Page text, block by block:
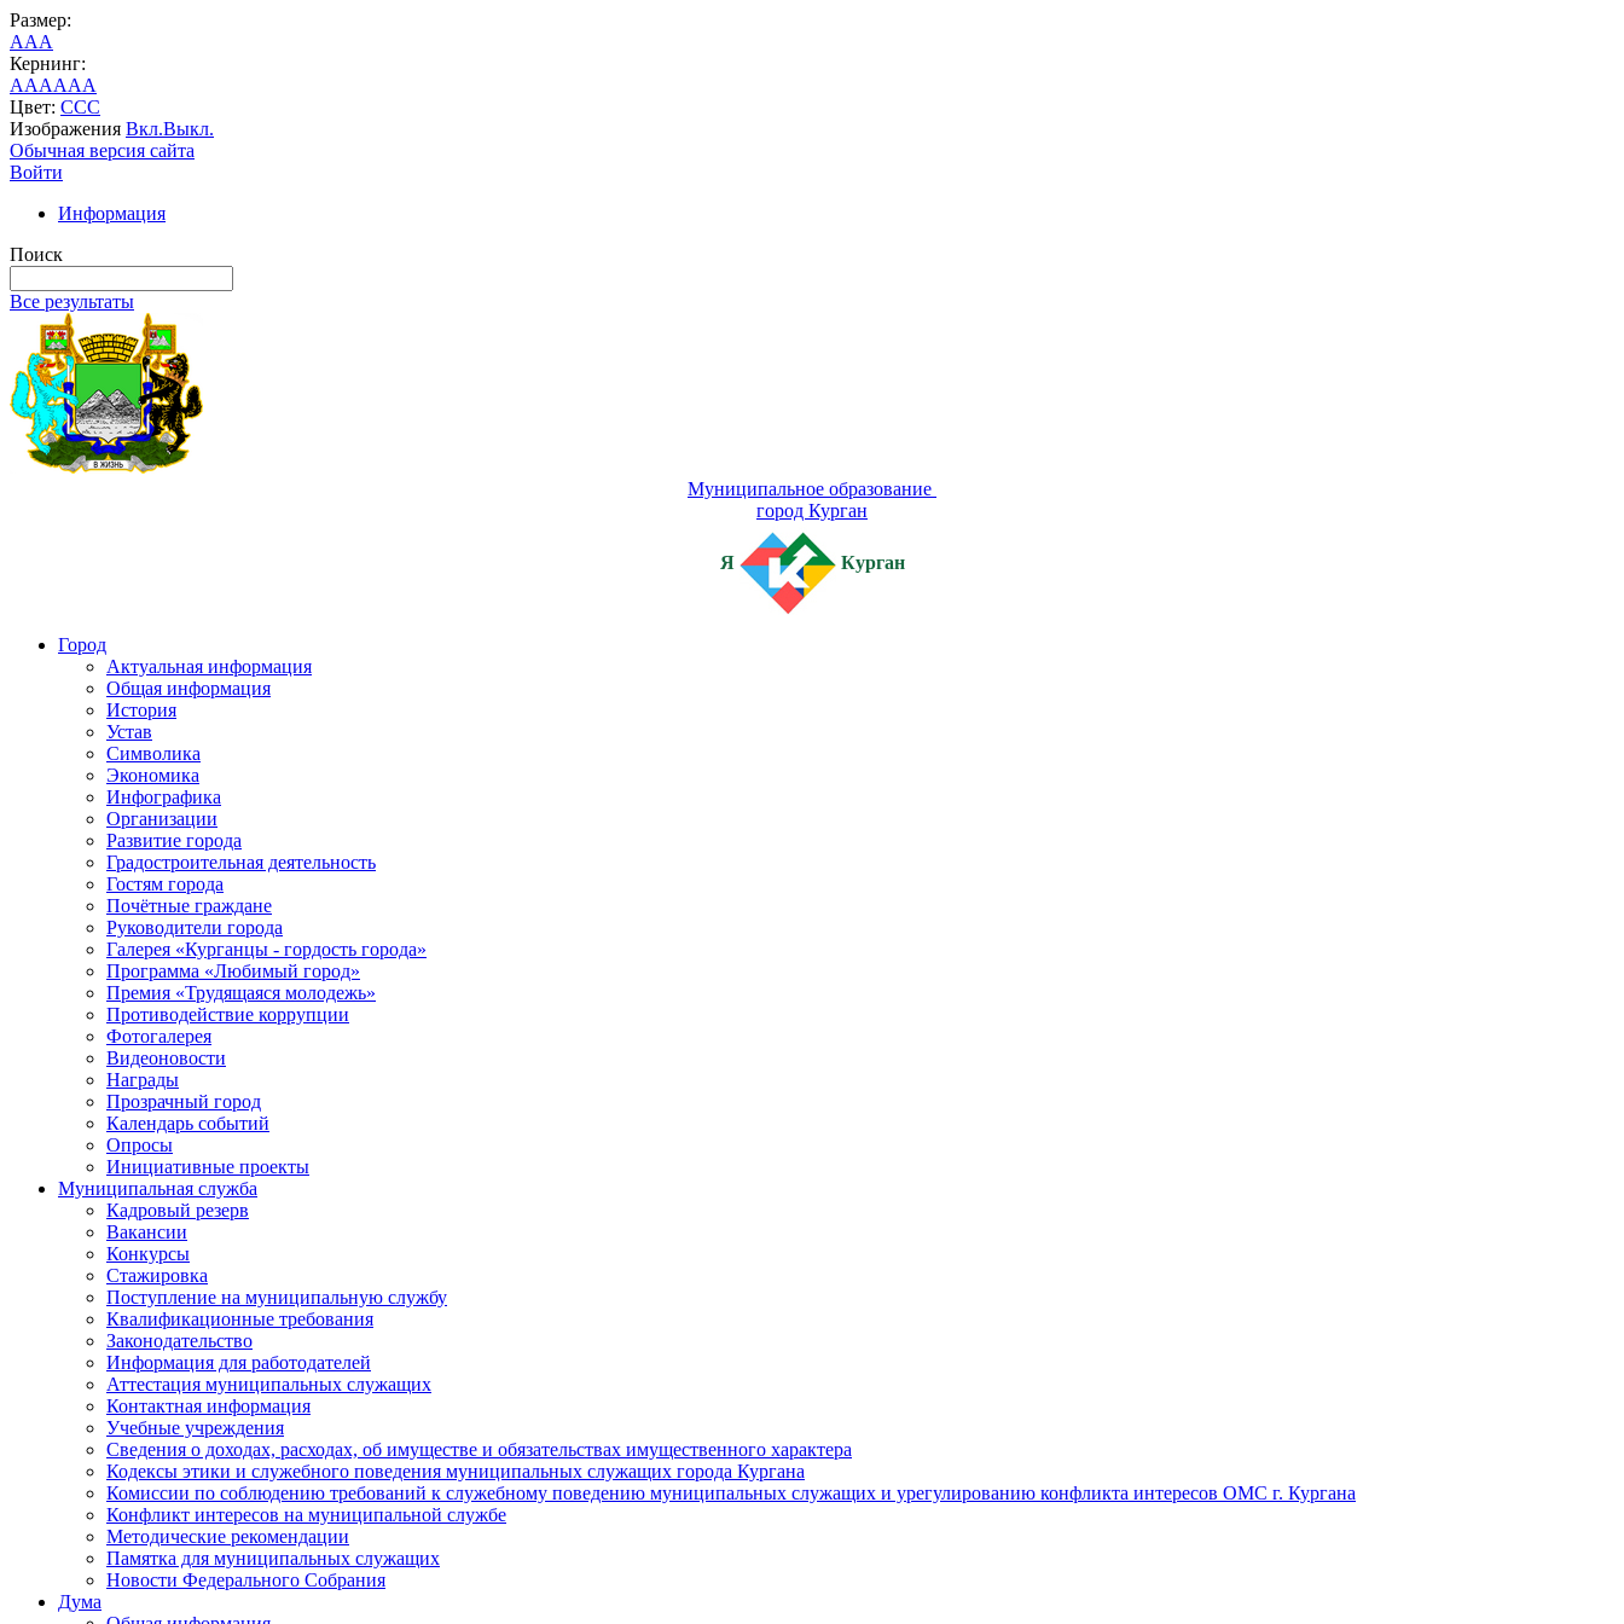
Размер:
AAA
Кернинг:
AAAAAA
Цвет: CCC
Изображения Вкл.Выкл.
Обычная версия сайта
Войти
Информация
Поиск
Все результаты
Муниципальное образование
город Курган
Я Курган
Город
Актуальная информация
Общая информация
История
Устав
Символика
Экономика
Инфографика
Организации
Развитие города
Градостроительная деятельность
Гостям города
Почётные граждане
Руководители города
Галерея «Курганцы - гордость города»
Программа «Любимый город»
Премия «Трудящаяся молодежь»
Противодействие коррупции
Фотогалерея
Видеоновости
Награды
Прозрачный город
Календарь событий
Опросы
Инициативные проекты
Муниципальная служба
Кадровый резерв
Вакансии
Конкурсы
Стажировка
Поступление на муниципальную службу
Квалификационные требования
Законодательство
Информация для работодателей
Аттестация муниципальных служащих
Контактная информация
Учебные учреждения
Сведения о доходах, расходах, об имуществе и обязательствах имущественного характера
Кодексы этики и служебного поведения муниципальных служащих города Кургана
Комиссии по соблюдению требований к служебному поведению муниципальных служащих и урегулированию конфликта интересов ОМС г. Кургана
Конфликт интересов на муниципальной службе
Методические рекомендации
Памятка для муниципальных служащих
Новости Федерального Cобрания
Дума